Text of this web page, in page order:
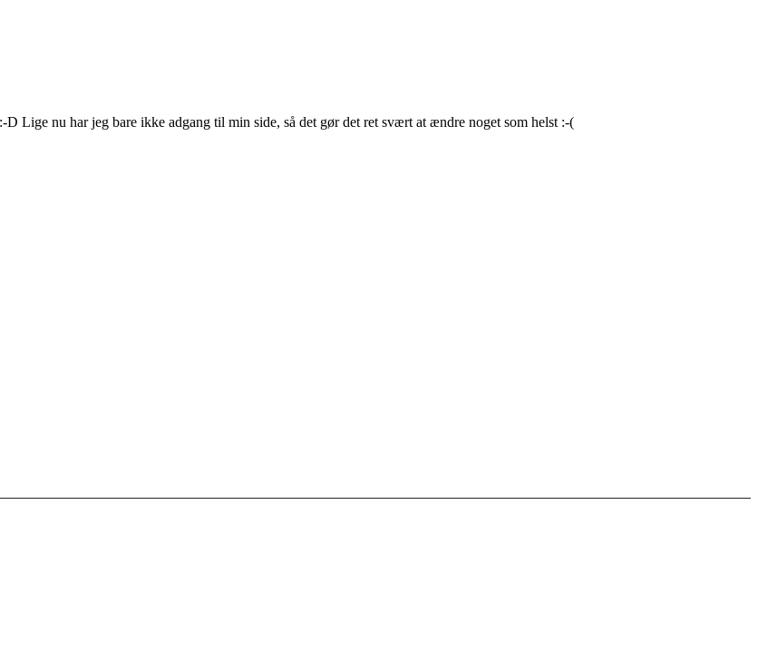
Lige nu har jeg bare ikke adgang til min side, så det gør det ret svært at ændre noget som helst :-(